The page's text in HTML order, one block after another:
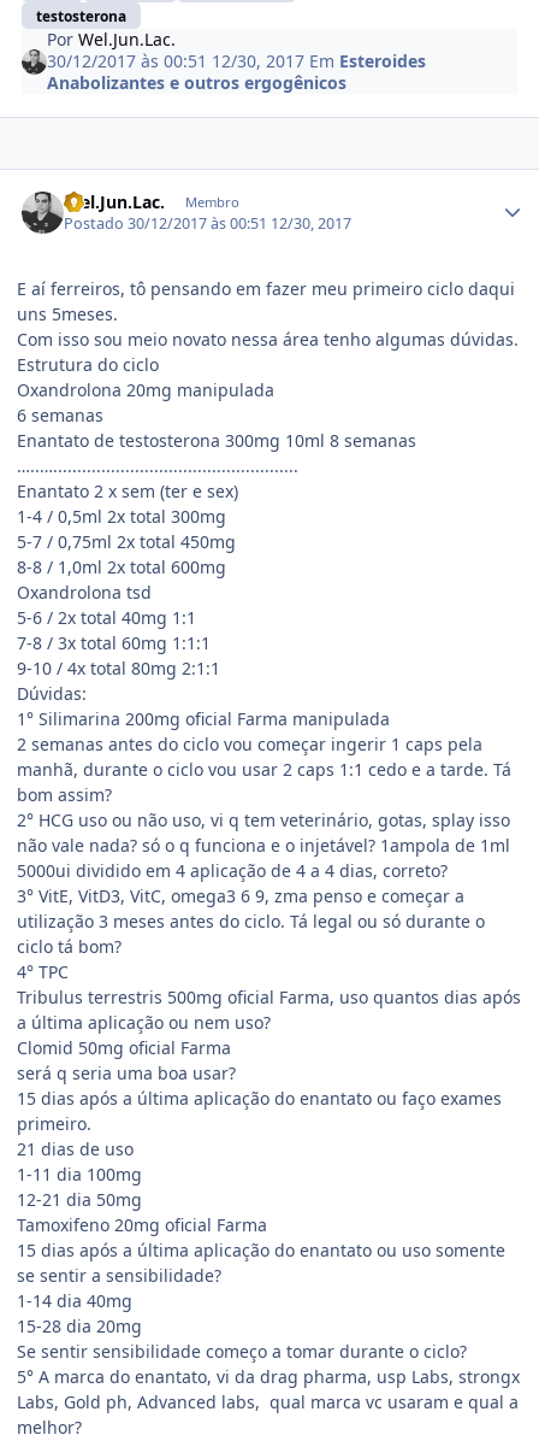
testosterona
PorWel.Jun.Lac.
30/12/2017 às 00:51 12/30, 2017 Em Esteroides
Anabolizantes e outros ergogênicos
Wel.Jun.Lac. Membro
Postado30/12/2017 às 00:51 12/30, 2017
E aí ferreiros, tô pensando em fazer meu primeiro ciclo daqui
uns 5meses.
Com isso sou meio novato nessa área tenho algumas dúvidas.
Estrutura do ciclo
Oxandrolona 20mg manipulada
6 semanas
Enantato de testosterona 300mg 10ml 8 semanas
…..…...................................................
Enantato 2 x sem (ter e sex)
1-4 / 0,5ml 2x total 300mg
5-7 / 0,75ml 2x total 450mg
8-8 / 1,0ml 2x total 600mg
Oxandrolona tsd
5-6 / 2x total 40mg 1:1
7-8 / 3x total 60mg 1:1:1
9-10 / 4x total 80mg 2:1:1
Dúvidas:
1° Silimarina 200mg oficial Farma manipulada
2 semanas antes do ciclo vou começar ingerir 1 caps pela
manhã, durante o ciclo vou usar 2 caps 1:1 cedo e a tarde. Tá
bom assim?
2° HCG uso ou não uso, vi q tem veterinário, gotas, splay isso
não vale nada? só o q funciona e o injetável? 1ampola de 1ml
5000ui dividido em 4 aplicação de 4 a 4 dias, correto?
3° VitE, VitD3, VitC, omega3 6 9, zma penso e começar a
utilização 3 meses antes do ciclo. Tá legal ou só durante o
ciclo tá bom?
4° TPC
Tribulus terrestris 500mg oficial Farma, uso quantos dias após
a última aplicação ou nem uso?
Clomid 50mg oficial Farma
será q seria uma boa usar?
15 dias após a última aplicação do enantato ou faço exames
primeiro.
21 dias de uso
1-11 dia 100mg
12-21 dia 50mg
Tamoxifeno 20mg oficial Farma
15 dias após a última aplicação do enantato ou uso somente
se sentir a sensibilidade?
1-14 dia 40mg
15-28 dia 20mg
Se sentir sensibilidade começo a tomar durante o ciclo?
5° A marca do enantato, vi da drag pharma, usp Labs, strongx
Labs, Gold ph, Advanced labs, qual marca vc usaram e qual a
melhor?